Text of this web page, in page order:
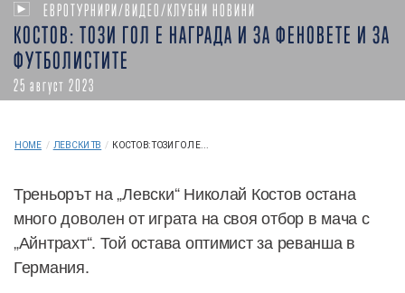
ЕВРОТУРНИРИ/ВИДЕО/КЛУБНИ НОВИНИ
КОСТОВ: ТОЗИ ГОЛ Е НАГРАДА И ЗА ФЕНОВЕТЕ И ЗА
ФУТБОЛИСТИТЕ
25 август 2023
HOME / ЛЕВСКИ ТВ / КОСТОВ: ТОЗИ ГОЛ Е...
Треньорът на „Левски“ Николай Костов остана
много доволен от играта на своя отбор в мача с
„Айнтрахт“. Той остава оптимист за реванша в
Германия.